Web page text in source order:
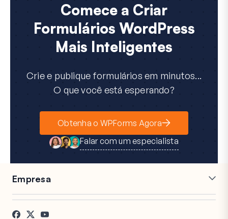
Comece a Criar
Formulários WordPress
Mais Inteligentes
Crie e publique formulários em minutos...
O que você está esperando?
Obtenha o WPForms Agora
Falar com um especialista
Empresa
Carreiras
Depoimentos
Afiliados